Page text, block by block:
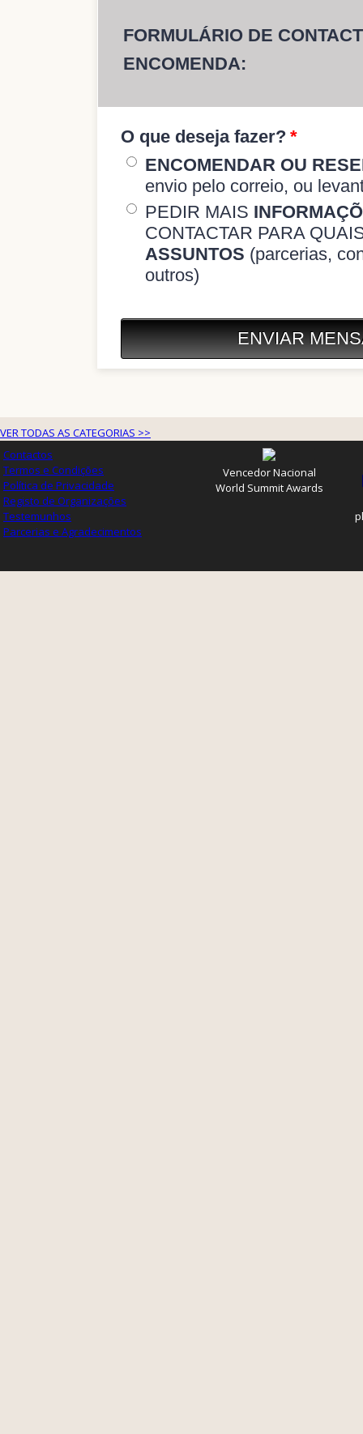
VER TODAS AS CATEGORIAS >>
Contactos
Termos e Condições
Política de Privacidade
Registo de Organizações
Testemunhos
Parcerias e Agradecimentos
Vencedor Nacional
World Summit Awards